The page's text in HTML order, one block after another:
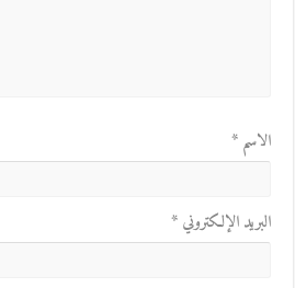
الاسم*
البريد الإلكتروني*